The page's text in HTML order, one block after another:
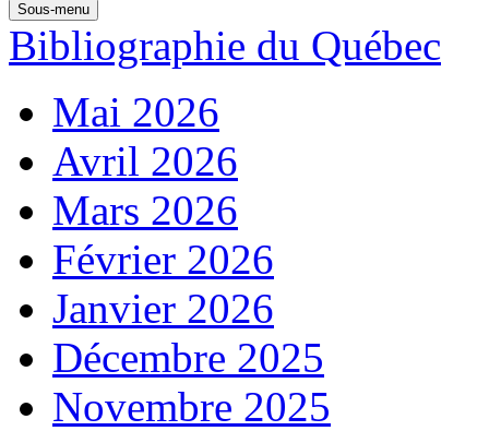
Sous-menu
Bibliographie du Québec
Mai 2026
Avril 2026
Mars 2026
Février 2026
Janvier 2026
Décembre 2025
Novembre 2025